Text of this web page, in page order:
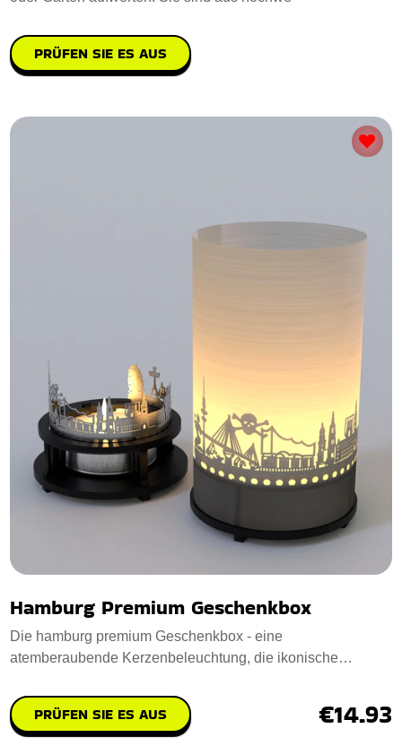
PRÜFEN SIE ES AUS
Hamburg Premium Geschenkbox
Die hamburg premium Geschenkbox - eine
atemberaubende Kerzenbeleuchtung, die ikonische
PRÜFEN SIE ES AUS €14.93